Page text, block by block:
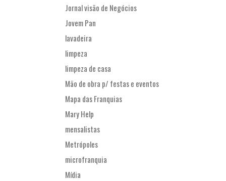
Jornal visão de Negócios
Jovem Pan
lavadeira
limpeza
limpeza de casa
Mão de obra p/ festas e eventos
Mapa das Franquias
Mary Help
mensalistas
Metrópoles
microfranquia
Mídia